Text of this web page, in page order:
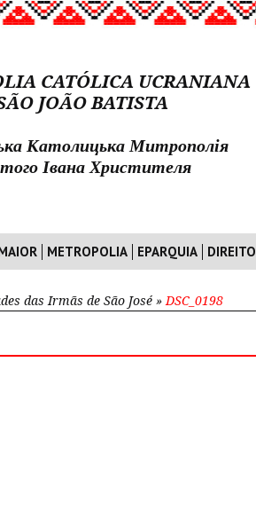
CATÓLICA UCRANIANA
JOÃO BATISTA
Католицька Митрополія
Івана Христителя
METROPOLIA EPARQUIA DIREITO
das Irmãs de São José » DSC_0198